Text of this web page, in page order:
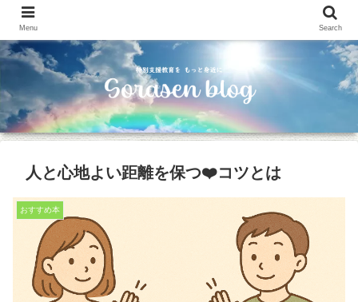
人と心地よい距離を保つ❤️コツとは
おすすめ本
Menu Search